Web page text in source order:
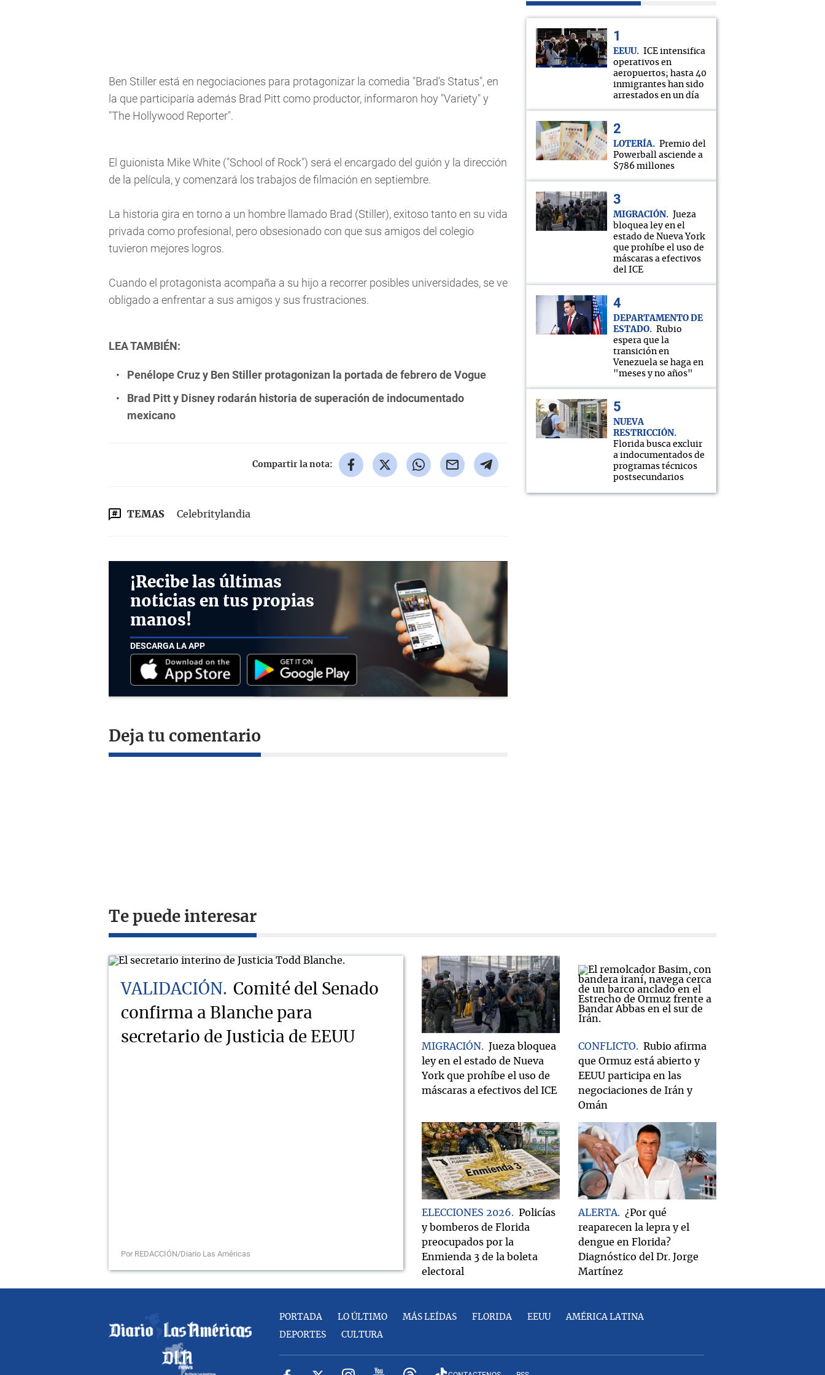
Ben Stiller está en negociaciones para protagonizar la comedia "Brad's Status", en
la que participaría además Brad Pitt como productor, informaron hoy "Variety" y
"The Hollywood Reporter".
El guionista Mike White ("School of Rock") será el encargado del guión y la dirección
de la película, y comenzará los trabajos de filmación en septiembre.
La historia gira en torno a un hombre llamado Brad (Stiller), exitoso tanto en su vida
privada como profesional, pero obsesionado con que sus amigos del colegio
tuvieron mejores logros.
Cuando el protagonista acompaña a su hijo a recorrer posibles universidades, se ve
obligado a enfrentar a sus amigos y sus frustraciones.
LEA TAMBIÉN:
Penélope Cruz y Ben Stiller protagonizan la portada de febrero de Vogue
Brad Pitt y Disney rodarán historia de superación de indocumentado
mexicano
Compartir la nota:
TEMAS Celebritylandia
¡Recibe las últimas
noticias en tus propias
manos!
DESCARGA LA APP
Deja tu comentario
EEUU
ICE intensifica
operativos en
aeropuertos; hasta 40
inmigrantes han sido
arrestados en un día
LOTERÍA
Premio del
Powerball asciende a
$786 millones
MIGRACIÓN
Jueza
bloquea ley en el
estado de Nueva York
que prohíbe el uso de
máscaras a efectivos
del ICE
DEPARTAMENTO DE
ESTADO
Rubio
espera que la
transición en
Venezuela se haga en
"meses y no años"
NUEVA
RESTRICCIÓN
Florida busca excluir
a indocumentados de
programas técnicos
postsecundarios
Te puede interesar
VALIDACIÓN
Comité del Senado
confirma a Blanche para
secretario de Justicia de EEUU
Por REDACCIÓN/Diario Las Américas
MIGRACIÓN
Jueza bloquea
ley en el estado de Nueva
York que prohíbe el uso de
máscaras a efectivos del ICE
CONFLICTO
Rubio afirma
que Ormuz está abierto y
EEUU participa en las
negociaciones de Irán y
Omán
ELECCIONES 2026
Policías
y bomberos de Florida
preocupados por la
Enmienda 3 de la boleta
electoral
ALERTA
¿Por qué
reaparecen la lepra y el
dengue en Florida?
Diagnóstico del Dr. Jorge
Martínez
PORTADA LO ÚLTIMO MÁS LEÍDAS FLORIDA EEUU AMÉRICA LATINA
DEPORTES CULTURA